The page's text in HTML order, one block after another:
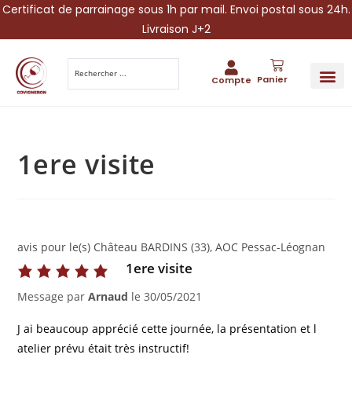
Certificat de parrainage sous 1h par mail. Envoi postal sous 24h.
Livraison J+2
Compte Panier
1ere visite
avis pour le(s) Château BARDINS (33), AOC Pessac-Léognan
1ere visite
Message parArnaud le30/05/2021
J ai beaucoup apprécié cette journée, la présentation et l
atelier prévu était très instructif!